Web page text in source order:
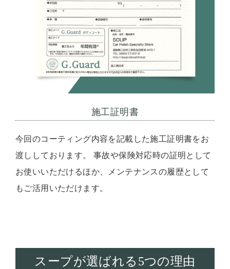
施工証明書
今回のコーティング内容を記載した施工証明書をお
渡ししております。 事故や保険対応時の証明として
お使いいただけるほか、メンテナンスの履歴として
もご活用いただけます。
スープが選ばれる5つの理由